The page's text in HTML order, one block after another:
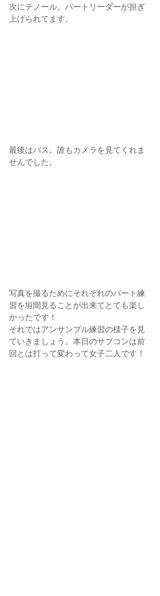
次にテノール。パートリーダーが担ぎ
上げられてます。
最後はバス。誰もカメラを見てくれま
せんでした。
写真を撮るためにそれぞれのパート練
習を垣間見ることが出来てとても楽し
かったです！
それではアンサンブル練習の様子を見
ていきましょう。本日のサブコンは前
回とは打って変わって女子二人です！